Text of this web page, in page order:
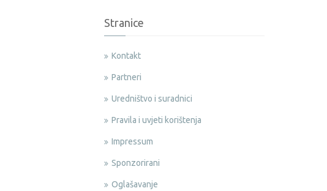
Stranice
Kontakt
Partneri
Uredništvo i suradnici
Pravila i uvjeti korištenja
Impressum
Sponzorirani
Oglašavanje